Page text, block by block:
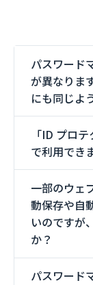
パスワード
が異なりま
にも同じよ
「ID プロ
で利用でき
一部のウェ
動保存や自
いのですが
か？
パスワード